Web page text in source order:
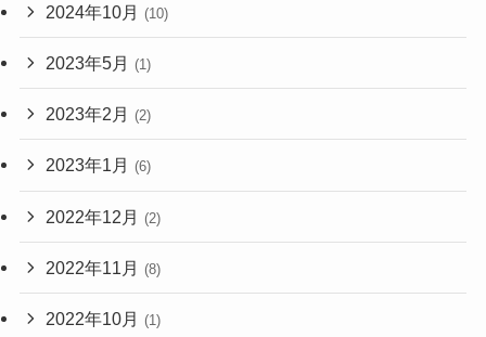
2024年10月 (10)
2023年5月 (1)
2023年2月 (2)
2023年1月 (6)
2022年12月 (2)
2022年11月 (8)
2022年10月 (1)